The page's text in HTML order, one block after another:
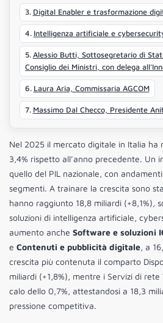
Digital Enabler e trasformazione
Intelligenza artificiale e
Alessio Butti, Sottosegretario di
Consiglio dei Ministri, con delega
Laura Aria, Commissaria AGCOM
Massimo Dal Checco, Presidente
Nel 2025 il mercato digitale in Italia ha
3,4% rispetto all’anno precedente. Un
quello del PIL nazionale, con
segmenti. A trainare la crescita sono
hanno raggiunto 18,8 miliardi (+8,1%),
soluzioni di intelligenza artificiale,
aumento anche Software e soluzioni
e Contenuti e pubblicità digitale, a
crescita più contenuta il comparto
miliardi (+1,8%), mentre i Servizi di
calo dello 0,7%, attestandosi a 18,3
pressione competitiva.